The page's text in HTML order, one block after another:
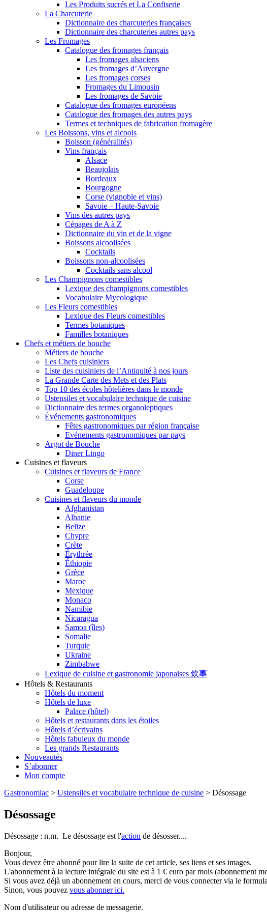
Les Produits sucrés et La Confiserie
La Charcuterie
Dictionnaire des charcuteries françaises
Dictionnaire des charcuteries autres pays
Les Fromages
Catalogue des fromages français
Les fromages alsaciens
Les fromages d’Auvergne
Les fromages corses
Fromages du Limousin
Les fromages de Savoie
Catalogue des fromages européens
Catalogue des fromages des autres pays
Termes et techniques de fabrication fromagère
Les Boissons, vins et alcools
Boisson (généralités)
Vins français
Alsace
Beaujolais
Bordeaux
Bourgogne
Corse (vignoble et vins)
Savoie – Haute-Savoie
Vins des autres pays
Cépages de A à Z
Dictionnaire du vin et de la vigne
Boissons alcoolisées
Cocktails
Boissons non-alcoolisées
Cocktails sans alcool
Les Champignons comestibles
Lexique des champignons comestibles
Vocabulaire Mycologique
Les Fleurs comestibles
Lexique des Fleurs comestibles
Termes botaniques
Familles botaniques
Chefs et métiers de bouche
Métiers de bouche
Les Chefs cuisiniers
Liste des cuisiniers de l’Antiquité à nos jours
La Grande Carte des Mets et des Plats
Top 10 des écoles hôtelières dans le monde
Ustensiles et vocabulaire technique de cuisine
Dictionnaire des termes organoleptiques
Événements gastronomiques
Fêtes gastronomiques par région française
Evénements gastronomiques par pays
Argot de Bouche
Diner Lingo
Cuisines et flaveurs
Cuisines et flaveurs de France
Corse
Guadeloupe
Cuisines et flaveurs du monde
Afghanistan
Albanie
Belize
Chypre
Crète
Érythrée
Éthiopie
Grèce
Maroc
Mexique
Monaco
Namibie
Nicaragua
Samoa (îles)
Somalie
Turquie
Ukraine
Zimbabwe
Lexique de cuisine et gastronomie japonaises 炊事
Hôtels & Restaurants
Hôtels du moment
Hôtels de luxe
Palace (hôtel)
Hôtels et restaurants dans les étoiles
Hôtels d’écrivains
Hôtels fabuleux du monde
Les grands Restaurants
Nouveautés
S’abonner
Mon compte
Gastronomiac > Ustensiles et vocabulaire technique de cuisine > Désossage
Désossage
Désossage : n.m. Le désossage est l'action de désosser....
Bonjour,
Vous devez être abonné pour lire la suite de cet article, ses liens et ses images.
L'abonnement à la lecture intégrale du site est à 1 € euro par mois (abonnement
Si vous avez déjà un abonnement en cours, merci de vous connecter via le
Sinon, vous pouvez vous abonner ici.
Nom d'utilisateur ou adresse de messagerie.